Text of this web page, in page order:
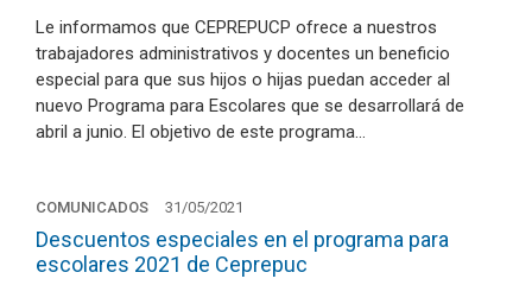
Le informamos que CEPREPUCP ofrece a nuestros
trabajadores administrativos y docentes un beneficio
especial para que sus hijos o hijas puedan acceder al
nuevo Programa para Escolares que se desarrollará de
abril a junio. El objetivo de este programa…
COMUNICADOS 31/05/2021
Descuentos especiales en el programa para
escolares 2021 de Ceprepuc